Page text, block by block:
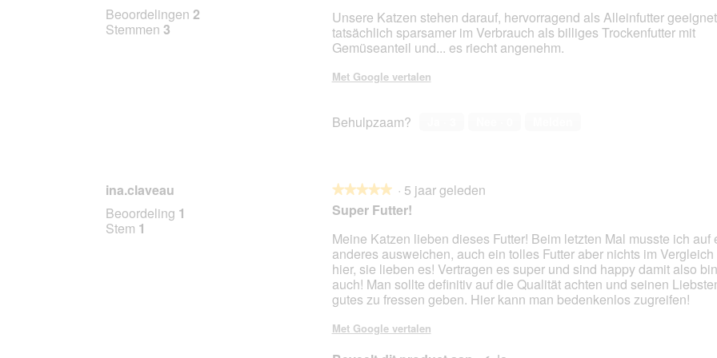
Beoordelingen 2
Stemmen 3
van
5
sterren.
Unsere Katzen stehen darauf, hervorragend als Alleinfutter
tatsächlich sparsamer im Verbrauch als billiges Trockenfutter mit
Gemüseanteil und... es riecht angenehm.
Met Google vertalen
Behulpzaam?
ina.claveau
Beoordeling 1
Stem 1
★★★★★
★★★★★
5
van
5
sterren.
· 5 jaar geleden
Super Futter!
Meine Katzen lieben dieses Futter! Beim letzten Mal musste ich auf
anderes ausweichen, auch ein tolles Futter aber nichts im
hier, sie lieben es! Vertragen es super und sind happy damit also
auch! Man sollte definitiv auf die Qualität achten und seinen
gutes zu fressen geben. Hier kann man bedenkenlos zugreifen!
Met Google vertalen